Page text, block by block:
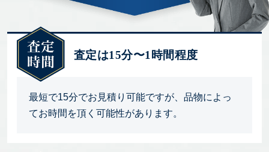
査定は15分〜1時間程度
最短で15分でお見積り可能ですが、品物によっ
てお時間を頂く可能性があります。